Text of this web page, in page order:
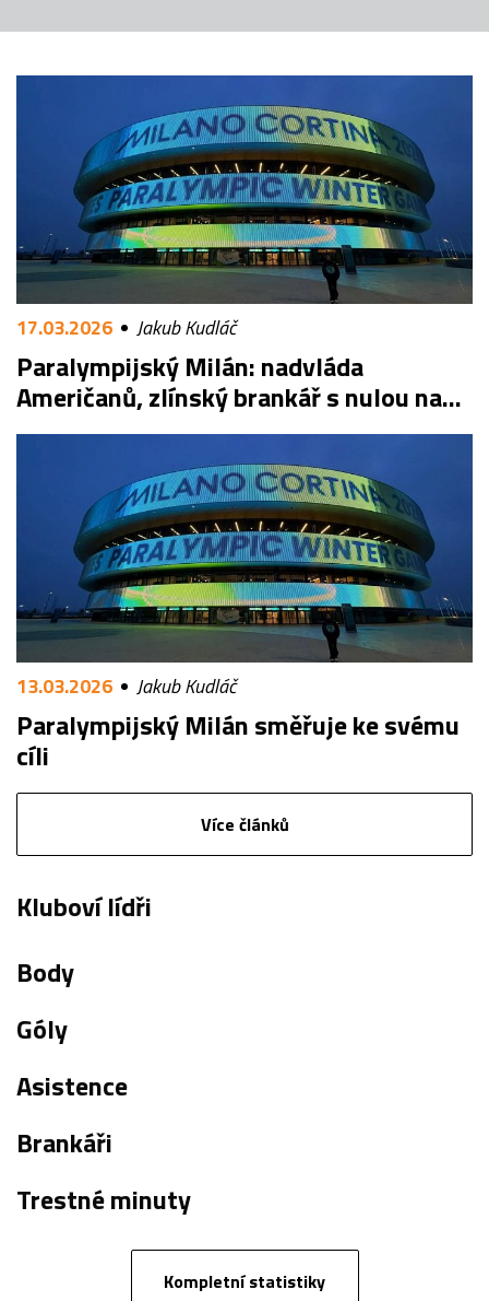
17.03.2026 Jakub Kudláč
Paralympijský Milán: nadvláda
Američanů, zlínský brankář s nulou na
závěr
13.03.2026 Jakub Kudláč
Paralympijský Milán směřuje ke svému
cíli
Více článků
Kluboví lídři
Body
Góly
Asistence
Brankáři
Trestné minuty
Kompletní statistiky